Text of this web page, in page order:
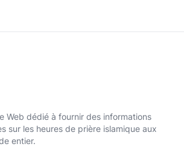
Web dédié à fournir des informations
sur les heures de prière islamique aux
entier.